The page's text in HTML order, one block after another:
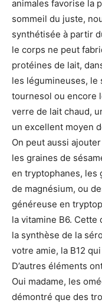
animales favorise la
sommeil du juste,
synthétisée à partir
le corps ne peut
protéines de lait,
les légumineuses, le
tournesol ou encore
verre de lait chaud,
un excellent moyen
On peut aussi
les graines de
en tryptophanes, les
de magnésium, ou
généreuse en
la vitamine B6.
la synthèse de la
votre amie, la B12
D’autres éléments
Oui madame, les
démontré que des